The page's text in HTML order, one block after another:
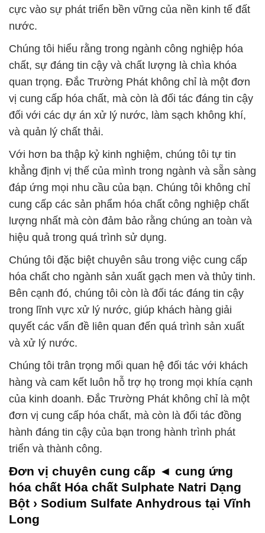
cực vào sự phát triển bền vững của nền kinh tế đất
nước.
Chúng tôi hiểu rằng trong ngành công nghiệp hóa
chất, sự đáng tin cậy và chất lượng là chìa khóa
quan trọng. Đắc Trường Phát không chỉ là một đơn
vị cung cấp hóa chất, mà còn là đối tác đáng tin cậy
đối với các dự án xử lý nước, làm sạch không khí,
và quản lý chất thải.
Với hơn ba thập kỷ kinh nghiệm, chúng tôi tự tin
khẳng định vị thế của mình trong ngành và sẵn sàng
đáp ứng mọi nhu cầu của bạn. Chúng tôi không chỉ
cung cấp các sản phẩm hóa chất công nghiệp chất
lượng nhất mà còn đảm bảo rằng chúng an toàn và
hiệu quả trong quá trình sử dụng.
Chúng tôi đặc biệt chuyên sâu trong việc cung cấp
hóa chất cho ngành sản xuất gạch men và thủy tinh.
Bên cạnh đó, chúng tôi còn là đối tác đáng tin cậy
trong lĩnh vực xử lý nước, giúp khách hàng giải
quyết các vấn đề liên quan đến quá trình sản xuất
và xử lý nước.
Chúng tôi trân trọng mối quan hệ đối tác với khách
hàng và cam kết luôn hỗ trợ họ trong mọi khía cạnh
của kinh doanh. Đắc Trường Phát không chỉ là một
đơn vị cung cấp hóa chất, mà còn là đối tác đồng
hành đáng tin cậy của bạn trong hành trình phát
triển và thành công.
Đơn vị chuyên cung cấp ◄ cung ứng
hóa chất Hóa chất Sulphate Natri Dạng
Bột › Sodium Sulfate Anhydrous tại Vĩnh
Long